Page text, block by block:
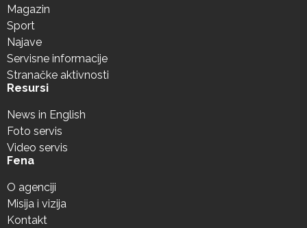
Magazin
Sport
Najave
Servisne informacije
Stranačke aktivnosti
Resursi
News in English
Foto servis
Video servis
Fena
O agenciji
Misija i vizija
Kontakt